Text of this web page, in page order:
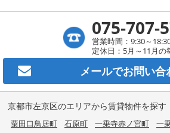
075-707-
営業時間：9:30～
定休日：5月～11月の
メールでお問い合
京都市左京区のエリアから賃貸物件を探す
粟田口鳥居町 石原町 一乗寺赤ノ宮町
一